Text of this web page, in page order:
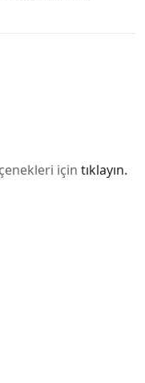
için tıklayın.